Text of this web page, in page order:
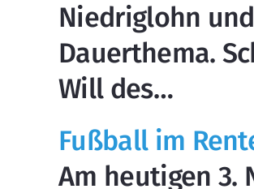
Niedriglohn
Dauerthema.
Will des…
Fußball im
Am heutigen 3.